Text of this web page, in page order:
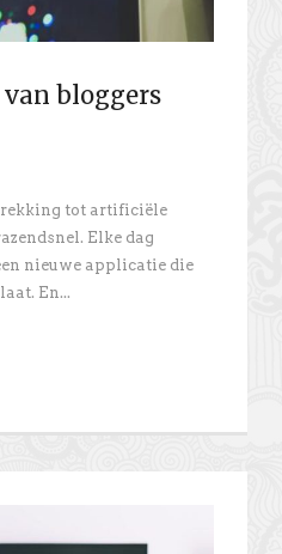
bloggers
tot artificiële
Elke dag
nieuwe applicatie die
En...